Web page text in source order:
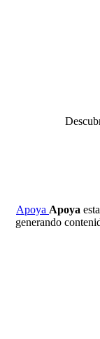
Apoya Apoya
generando